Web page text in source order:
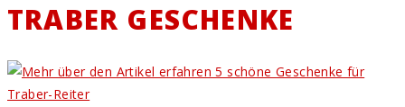
TRABER GESCHENKE